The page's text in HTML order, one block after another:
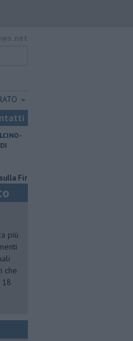
Roma, i treni cambiano orario
più
che
18